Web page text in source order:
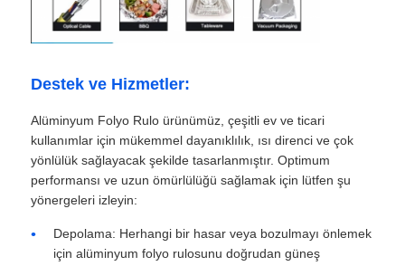
Destek ve Hizmetler:
Alüminyum Folyo Rulo ürünümüz, çeşitli ev ve ticari
kullanımlar için mükemmel dayanıklılık, ısı direnci ve çok
yönlülük sağlayacak şekilde tasarlanmıştır. Optimum
performansı ve uzun ömürlülüğü sağlamak için lütfen şu
yönergeleri izleyin:
Depolama: Herhangi bir hasar veya bozulmayı önlemek
için alüminyum folyo rulosunu doğrudan güneş